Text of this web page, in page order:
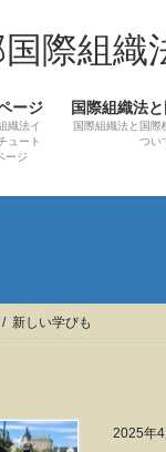
際組織
ージ
織法イ
ュート
ージ
国際組織法
国際組織法と国際
つい
新しい学びも
2025年4